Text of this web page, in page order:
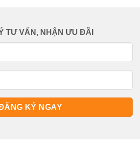
TƯ VẤN, NHẬN ƯU ĐÃI